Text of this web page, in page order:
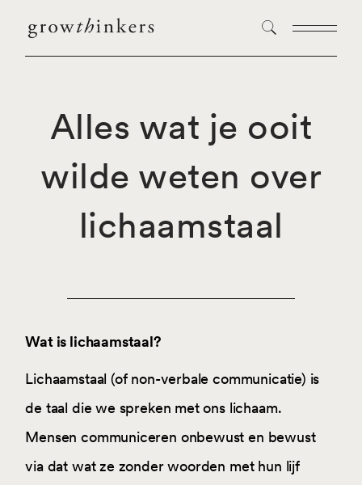
Alles wat je ooit
wilde weten over
lichaamstaal
Wat is lichaamstaal?
Lichaamstaal (of non-verbale communicatie) is
de taal die we spreken met ons lichaam.
Mensen communiceren onbewust en bewust
via dat wat ze zonder woorden met hun lijf